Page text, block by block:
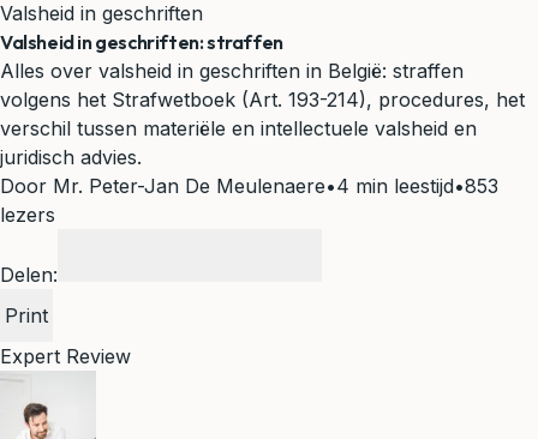
Valsheid in geschriften
Valsheid in geschriften: straffen
Alles over valsheid in geschriften in België: straffen
volgens het Strafwetboek (Art. 193-214), procedures, het
verschil tussen materiële en intellectuele valsheid en
juridisch advies.
Door Mr. Peter-Jan De Meulenaere•4 min leestijd•853
lezers
Delen:
Print
Expert Review